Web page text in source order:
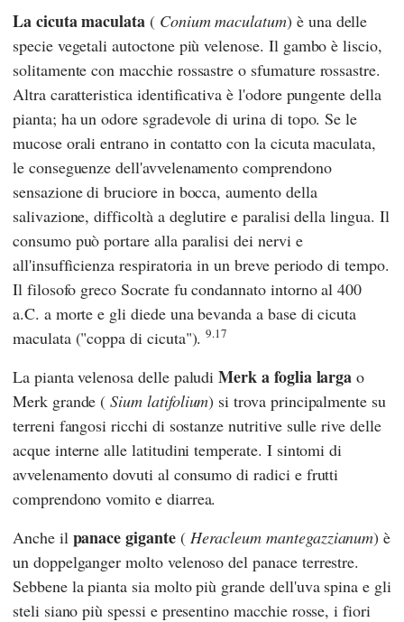
La cicuta maculata ( Conium maculatum) è una delle
specie vegetali autoctone più velenose. Il gambo è liscio,
solitamente con macchie rossastre o sfumature rossastre.
Altra caratteristica identificativa è l'odore pungente della
pianta; ha un odore sgradevole di urina di topo. Se le
mucose orali entrano in contatto con la cicuta maculata,
le conseguenze dell'avvelenamento comprendono
sensazione di bruciore in bocca, aumento della
salivazione, difficoltà a deglutire e paralisi della lingua. Il
consumo può portare alla paralisi dei nervi e
all'insufficienza respiratoria in un breve periodo di tempo.
Il filosofo grecoSocratefu condannato intorno al 400
a.C. a morte e gli diede una bevanda a base di cicuta
maculata ("coppa di cicuta").9.17
La pianta velenosa delle paludiMerk a foglia larga o
Merk grande (Sium latifolium) si trova principalmente su
terreni fangosi ricchi di sostanze nutritive sulle rive delle
acque interne alle latitudini temperate. I sintomi di
avvelenamento dovuti al consumo di radici e frutti
comprendono vomito e diarrea.
Anche il panace gigante( Heracleum mantegazzianum) è
un doppelganger molto velenoso del panace terrestre.
Sebbene la pianta sia molto più grande dell'uva spina e gli
steli siano più spessi e presentino macchie rosse, i fiori